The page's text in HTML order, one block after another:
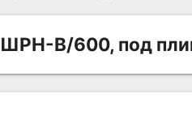
В/600, под